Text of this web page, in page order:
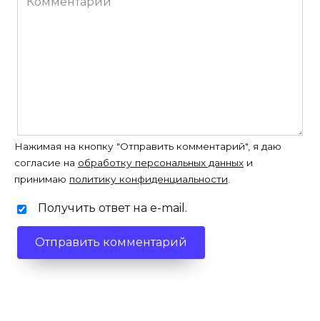
Нажимая на кнопку "Отправить комментарий", я даю
согласие на обработку персональных данных и
принимаю политику конфиденциальности.
Получить ответ на e-mail.